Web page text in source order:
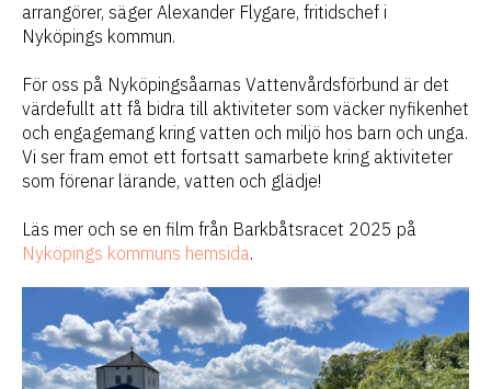
arrangörer, säger Alexander Flygare, fritidschef i
Nyköpings kommun.
För oss på Nyköpingsåarnas Vattenvårdsförbund är det
värdefullt att få bidra till aktiviteter som väcker nyfikenhet
och engagemang kring vatten och miljö hos barn och unga.
Vi ser fram emot ett fortsatt samarbete kring aktiviteter
som förenar lärande, vatten och glädje!
Läs mer och se en film från Barkbåtsracet 2025 på
Nyköpings kommuns hemsida.